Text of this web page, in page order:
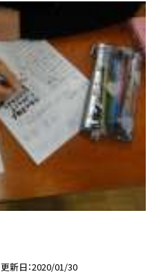
更新日 2020/01/30